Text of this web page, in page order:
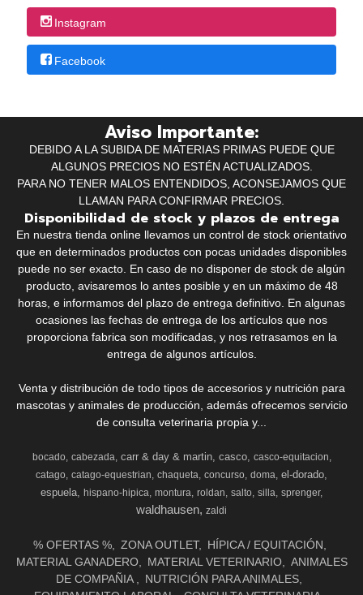
Instagram
Facebook
Aviso Importante:
DEBIDO A LA SUBIDA DE MATERIAS PRIMAS PUEDE QUE
ALGUNOS PRECIOS NO ESTÉN ACTUALIZADOS.
PARA NO TENER MALOS ENTENDIDOS, ACONSEJAMOS QUE
LLAMAN PARA CONFIRMAR PRECIOS.
Disponibilidad de stock y plazos de entrega
En nuestra tienda online llevamos un control de stock orientativo
que en determinados productos con pocas unidades disponibles
puede no ser exacto. En caso de no disponer de stock de algún
producto, avisaremos lo antes posible y en un máximo de 48
horas, e informamos del plazo de entrega definitivo. En algunas
ocasiones las fechas de entrega de los artículos que nos
proporciona fabrica son modificadas, y nos retrasamos en la
entrega de algunos artículos.
Venta y distribución de todo tipos de accesorios y nutrición para
mascotas y animales de producción, además ofrecemos servicio
de consulta veterinaria propia y...
bocado cabezada carr & day & martin casco
casco-equitacion
catago catago-equestrian chaqueta concurso doma el-dorado
espuela
hispano-hipica montura roldan salto silla sprenger
waldhausen zaldi
% OFERTAS % ZONA OUTLET
HÍPICA / EQUITACIÓN
MATERIAL GANADERO
MATERIAL VETERINARIO
ANIMALES
DE COMPAÑIA
NUTRICIÓN PARA ANIMALES